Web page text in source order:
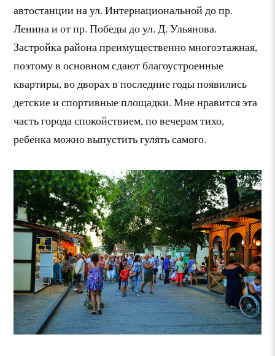
автостанции на ул. Интернациональной до пр.
Ленина и от пр. Победы до ул. Д. Ульянова.
Застройка района преимущественно многоэтажная,
поэтому в основном сдают благоустроенные
квартиры, во дворах в последние годы появились
детские и спортивные площадки. Мне нравится эта
часть города спокойствием, по вечерам тихо,
ребенка можно выпустить гулять самого.